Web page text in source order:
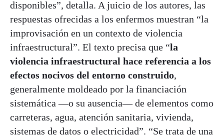
disponibles”, detalla. A juicio de los autores, las
respuestas ofrecidas a los enfermos muestran “la
improvisación en un contexto de violencia
infraestructural”. El texto precisa que “la
violencia infraestructural hace referencia a los
efectos nocivos del entorno construido,
generalmente moldeado por la financiación
sistemática —o su ausencia— de elementos como
carreteras, agua, atención sanitaria, vivienda,
sistemas de datos o electricidad”. “Se trata de una